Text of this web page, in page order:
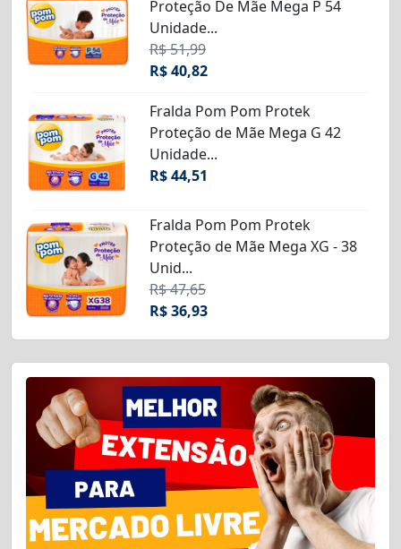
Proteção De Mãe Mega P 54
Unidade...
R$ 51,99
R$ 40,82
Fralda Pom Pom Protek
Proteção de Mãe Mega G 42
Unidade...
R$ 44,51
Fralda Pom Pom Protek
Proteção de Mãe Mega XG - 38
Unid...
R$ 47,65
R$ 36,93